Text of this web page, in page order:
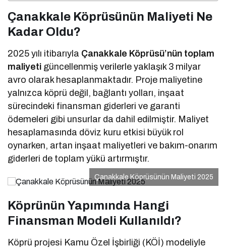
Çanakkale Köprüsünün Maliyeti Ne
Kadar Oldu?
2025 yılı itibarıyla Çanakkale Köprüsü’nün toplam
maliyeti güncellenmiş verilerle yaklaşık 3 milyar
avro olarak hesaplanmaktadır. Proje maliyetine
yalnızca köprü değil, bağlantı yolları, inşaat
sürecindeki finansman giderleri ve garanti
ödemeleri gibi unsurlar da dahil edilmiştir. Maliyet
hesaplamasında döviz kuru etkisi büyük rol
oynarken, artan inşaat maliyetleri ve bakım-onarım
giderleri de toplam yükü artırmıştır.
Çanakkale Köprüsünün Maliyeti 2025
Köprünün Yapımında Hangi
Finansman Modeli Kullanıldı?
Köprü projesi Kamu Özel İşbirliği (KÖİ) modeliyle